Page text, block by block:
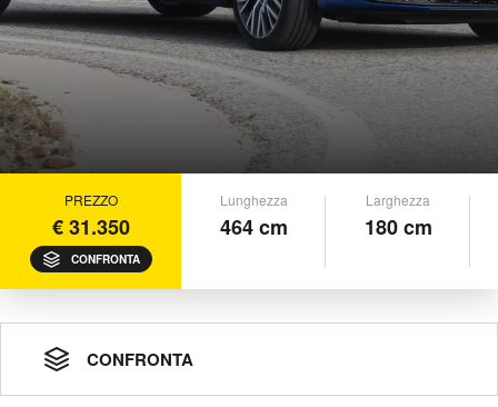
PREZZO
€ 31.350
CONFRONTA
Lunghezza
464 cm
Larghezza
180 cm
CONFRONTA